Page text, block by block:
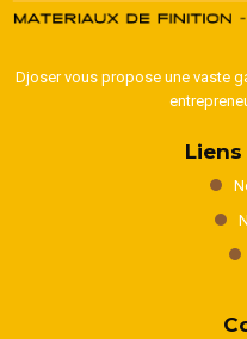
Djoser vous propose une vaste